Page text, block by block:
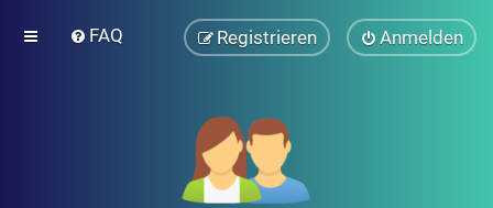
FAQ Anmelden
Registrieren